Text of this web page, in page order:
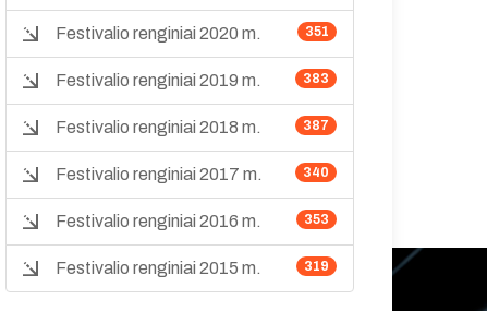
351
Festivalio renginiai 2020 m.
383
Festivalio renginiai 2019 m.
387
Festivalio renginiai 2018 m.
340
Festivalio renginiai 2017 m.
353
Festivalio renginiai 2016 m.
319
Festivalio renginiai 2015 m.